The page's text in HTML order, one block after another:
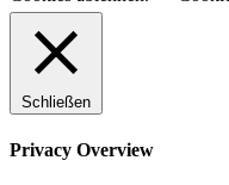
Schließen
Privacy Overview